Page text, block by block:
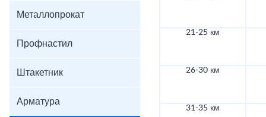
Металлопрокат
Профнастил
Штакетник
Арматура
21-25 км
26-30 км
31-35 км